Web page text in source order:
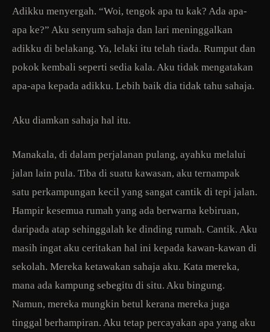
Adikku menyergah. “Woi, tengok apa tu kak? Ada apa-
apa ke?” Aku senyum sahaja dan lari meninggalkan
adikku di belakang. Ya, lelaki itu telah tiada. Rumput dan
pokok kembali seperti sedia kala. Aku tidak mengatakan
apa-apa kepada adikku. Lebih baik dia tidak tahu sahaja.
Aku diamkan sahaja hal itu.
Manakala, di dalam perjalanan pulang, ayahku melalui
jalan lain pula. Tiba di suatu kawasan, aku ternampak
satu perkampungan kecil yang sangat cantik di tepi jalan.
Hampir kesemua rumah yang ada berwarna kebiruan,
daripada atap sehinggalah ke dinding rumah. Cantik. Aku
masih ingat aku ceritakan hal ini kepada kawan-kawan di
sekolah. Mereka ketawakan sahaja aku. Kata mereka,
mana ada kampung sebegitu di situ. Aku bingung.
Namun, mereka mungkin betul kerana mereka juga
tinggal berhampiran. Aku tetap percayakan apa yang aku